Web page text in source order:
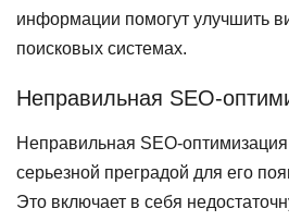
информации помогут улучшить
поисковых системах.
Неправильная SEO-
Неправильная SEO-
серьезной преградой для его
Это включает в себя